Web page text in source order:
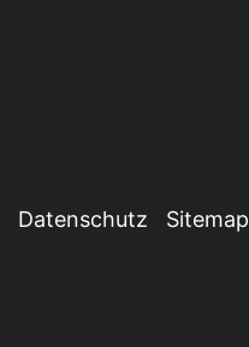
Datenschutz Sitemap